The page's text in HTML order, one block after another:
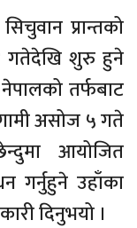
प्रान्तको
गतेदेखि शुरु हुने
तर्फबाट
असोज ५ गते
आयोजित
गर्नुहुने उहाँका
दिनुभयो ।